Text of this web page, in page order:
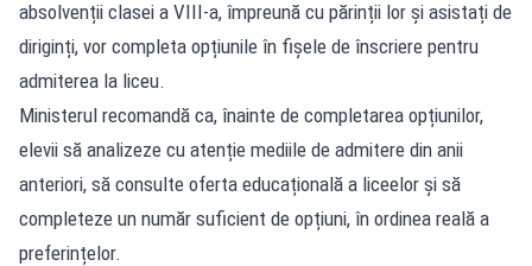
absolvenții clasei a VIII-a, împreună cu părinții lor și asistați de
diriginți, vor completa opțiunile în fișele de înscriere pentru
admiterea la liceu.
Ministerul recomandă ca, înainte de completarea opțiunilor,
elevii să analizeze cu atenție mediile de admitere din anii
anteriori, să consulte oferta educațională a liceelor și să
completeze un număr suficient de opțiuni, în ordinea reală a
preferințelor.